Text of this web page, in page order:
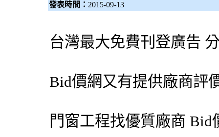
發表時間： 2015-09-13
台灣最大免費刊登廣告
Bid價網 又有提供廠商評
門窗工程找優質廠商 Bid